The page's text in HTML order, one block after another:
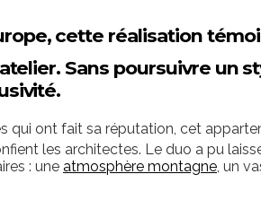
cette réalisation
Sans poursuivre un
ont fait sa réputation, cet
les architectes. Le duo a pu
: une atmosphère montagne, un